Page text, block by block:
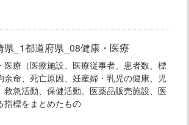
県_1都道府県_08健康・医療
医療（医療施設、医療従事者、患者数、標
余命、死亡原因、妊産婦・乳児の健康、児
救急活動、保健活動、医薬品販売施設、医
指標をまとめたもの